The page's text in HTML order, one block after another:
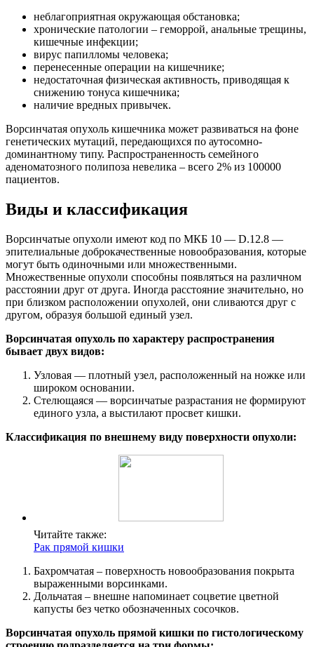
неблагоприятная окружающая обстановка;
хронические патологии – геморрой, анальные трещины,
кишечные инфекции;
вирус папилломы человека;
перенесенные операции на кишечнике;
недостаточная физическая активность, приводящая к
снижению тонуса кишечника;
наличие вредных привычек.
Ворсинчатая опухоль кишечника может развиваться на фоне
генетических мутаций, передающихся по аутосомно-
доминантному типу. Распространенность семейного
аденоматозного полипоза невелика – всего 2% из 100000
пациентов.
Виды и классификация
Ворсинчатые опухоли имеют код по МКБ 10 — D.12.8 —
эпителиальные доброкачественные новообразования, которые
могут быть одиночными или множественными.
Множественные опухоли способны появляться на различном
расстоянии друг от друга. Иногда расстояние значительно, но
при близком расположении опухолей, они сливаются друг с
другом, образуя большой единый узел.
Ворсинчатая опухоль по характеру распространения
бывает двух видов:
Узловая — плотный узел, расположенный на ножке или
широком основании.
Стелющаяся — ворсинчатые разрастания не формируют
единого узла, а выстилают просвет кишки.
Классификация по внешнему виду поверхности опухоли:
Читайте также:
Рак прямой кишки
Бахромчатая – поверхность новообразования покрыта
выраженными ворсинками.
Дольчатая – внешне напоминает соцветие цветной
капусты без четко обозначенных сосочков.
Ворсинчатая опухоль прямой кишки по гистологическому